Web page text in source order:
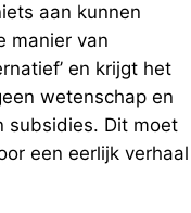
aan kunnen
manier van
en krijgt het
wetenschap en
subsidies. Dit moet
een eerlijk verhaal